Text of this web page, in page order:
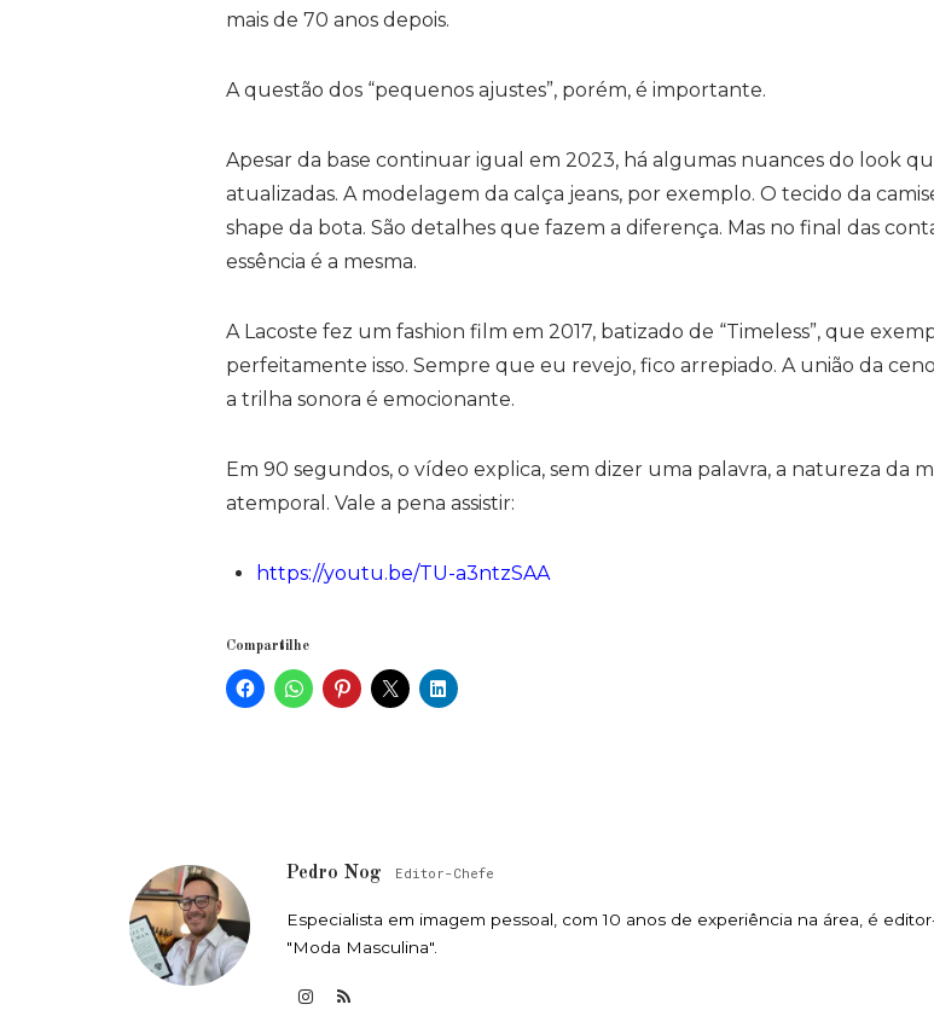
mais de 70 anos depois.
A questão dos “pequenos ajustes”, porém, é importante.
Apesar da base continuar igual em 2023, há algumas nuances do look
atualizadas. A modelagem da calça jeans, por exemplo. O tecido da
shape da bota. São detalhes que fazem a diferença. Mas no final das
essência é a mesma.
A Lacoste fez um fashion film em 2017, batizado de “Timeless”, que
perfeitamente isso. Sempre que eu revejo, fico arrepiado. A união da
a trilha sonora é emocionante.
Em 90 segundos, o vídeo explica, sem dizer uma palavra, a natureza da
atemporal. Vale a pena assistir:
https://youtu.be/TU-a3ntzSAA
Compartilhe
Pedro Nog Editor-Chefe
Especialista em imagem pessoal, com 10 anos de experiência na área, é
"Moda Masculina".